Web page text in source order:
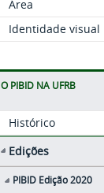
Área
Identidade visual
O PIBID NA UFRB
Histórico
Edições
PIBID Edição 2020